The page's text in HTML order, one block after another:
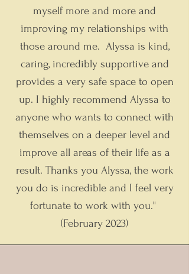
myself more and more and
improving my relationships with
those around me. Alyssa is kind,
caring, incredibly supportive and
provides a very safe space to open
up. I highly recommend Alyssa to
anyone who wants to connect with
themselves on a deeper level and
improve all areas of their life as a
result. Thanks you Alyssa, the work
you do is incredible and I feel very
fortunate to work with you."
(February 2023)